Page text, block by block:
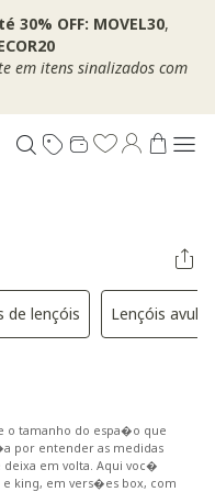
30% OFF: MOVEL30,
em itens sinalizados com
e Banho
Atualmente refinado por
de lençóis
Refinar por Categoria:
Lençóis
o tamanho do espa�o que
por entender as medidas
em volta. Aqui voc�
king, em vers�es box, com